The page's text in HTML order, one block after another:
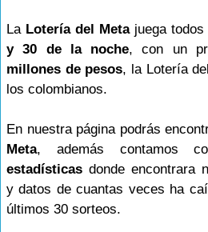
La Lotería del Metajuega todos
y 30 de la noche, con un
millones de pesos, la Lotería
los colombianos.
En nuestra página podrás
Meta, además contamos
estadísticas donde encontrara
y datos de cuantas veces ha
últimos 30 sorteos.